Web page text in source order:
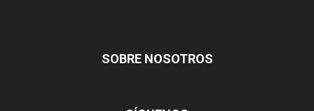
SOBRE NOSOTROS